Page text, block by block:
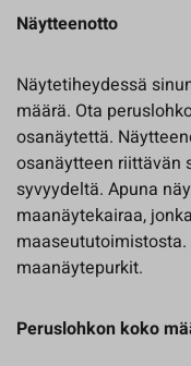
Näytteenotto
Näytetiheydessä
määrä. Ota
osanäytettä.
osanäytteen riittävän
syvyydeltä. Apuna
maanäytekairaa,
maanäytepurkit.
Peruslohkon koko